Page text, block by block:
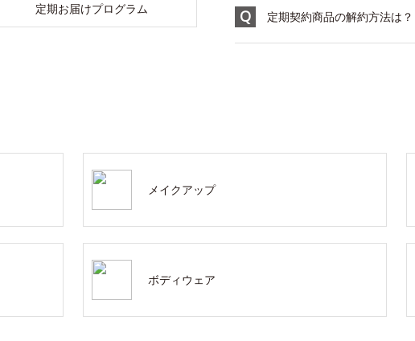
定期お届けプログラム
定期契約商品の解約方法は？
メイクアップ
ボディウェア